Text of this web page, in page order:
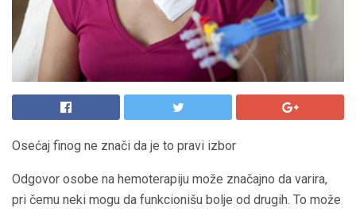
Osećaj finog ne znači da je to pravi izbor
Odgovor osobe na hemoterapiju može značajno da varira,
pri čemu neki mogu da funkcionišu bolje od drugih. To može